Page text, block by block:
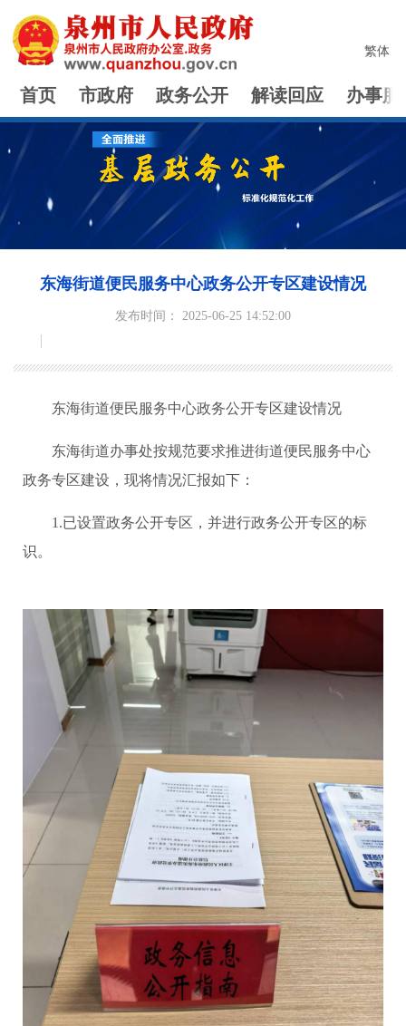
繁体
首页 市政府 政务公开 解读回应 办事服
东海街道便民服务中心政务公开专区建设情况
发布时间： 2025-06-25 14:52:00
东海街道便民服务中心政务公开专区建设情况
东海街道办事处按规范要求推进街道便民服务中心
政务专区建设，现将情况汇报如下：
1.已设置政务公开专区，并进行政务公开专区的标
识。